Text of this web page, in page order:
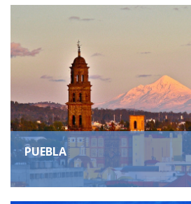
PUEBLA